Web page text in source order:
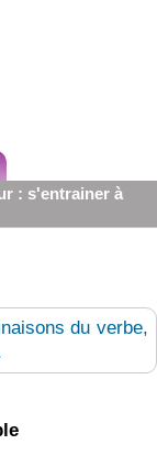
: s'entrainer à
du verbe,